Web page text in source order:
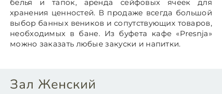
белья и тапок, аренда сейфовых ячеек для
хранения ценностей. В продаже всегда большой
выбор банных веников и сопутствующих товаров,
необходимых в бане. Из буфета кафе «Presnja»
можно заказать любые закуски и напитки.
Зал Женский